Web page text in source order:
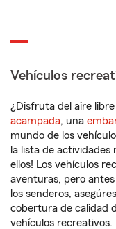
Vehículos
¿Disfruta del aire
acampada, una
mundo de los
la lista de
ellos! Los vehículos
aventuras, pero
los senderos,
cobertura de calidad
vehículos